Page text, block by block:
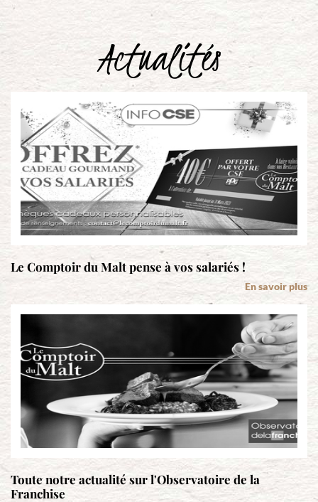
Actualités
Le Comptoir du Malt pense à vos salariés !
En savoir plus
Toute notre actualité sur l'Observatoire de la
Franchise